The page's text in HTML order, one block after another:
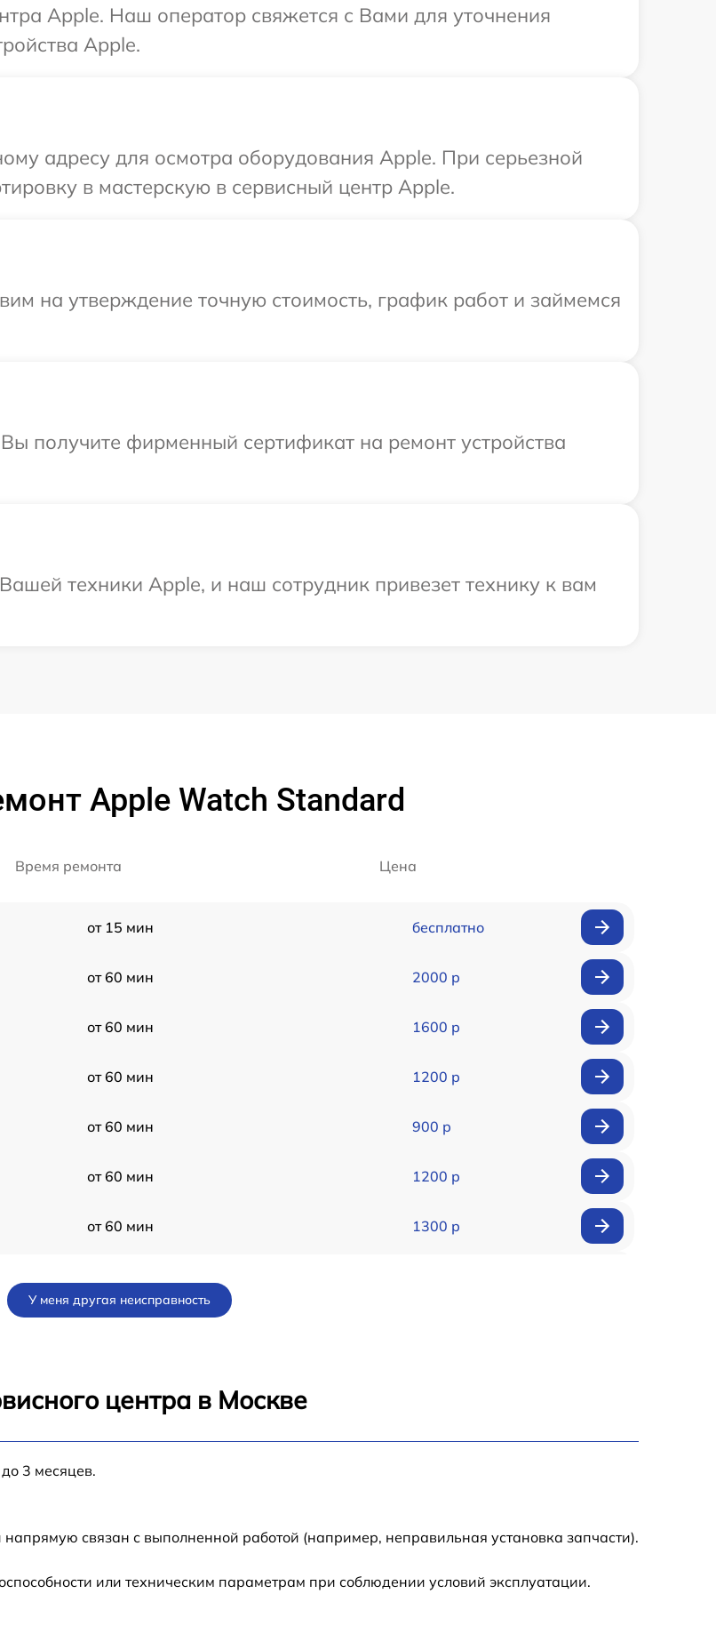
Apple. Наш оператор свяжется с Вами для уточнения
Apple.
адресу для осмотра оборудования Apple. При серьезной
в мастерскую в сервисный центр Apple.
на утверждение точную стоимость, график работ и займемся
получите фирменный сертификат на ремонт устройства
техники Apple, и наш сотрудник привезет технику к вам
Apple Watch Standard
Время ремонта Цена
от 15 мин бесплатно
от 60 мин 2000 р
от 60 мин 1600 р
от 60 мин 1200 р
от 60 мин 900 р
от 60 мин 1200 р
от 60 мин 1300 р
от 60 мин
У меня другая неисправность
центра в Москве
3 месяцев.
связан с выполненной работой (например, неправильная установка запчасти).
или техническим параметрам при соблюдении условий эксплуатации.